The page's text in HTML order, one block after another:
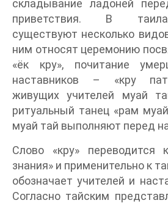
складывание ладоней
приветствия. В
существуют несколько
ним относят церемонию
«ёк кру», почитание
наставников – «кру
живущих учителей муай
ритуальный танец «рам
муай тай выполняют перед
Слово «кру» переводится
знания» и применительно к
обозначает учителей и
Согласно тайским